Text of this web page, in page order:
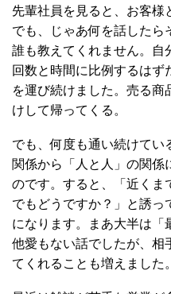
先輩社員を見ると、お客様
でも、じゃあ何を話したら
誰も教えてくれません。自
回数と時間に比例するはず
を運び続けました。売る
けして帰ってくる。
でも、何度も通い続けてい
関係から「人と人」の関係
のです。すると、「近くま
でもどうですか？」と誘っ
になります。まあ大半は「
他愛もない話でしたが、相
てくれることも増えました。